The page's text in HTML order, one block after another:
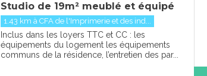
Studio de 19m² meublé et équipé
1.43 km à CFA de l'Imprimerie et des ind...
Inclus dans les loyers TTC et CC : les
équipements du logement les équipements
communs de la résidence, l’entretien des par...